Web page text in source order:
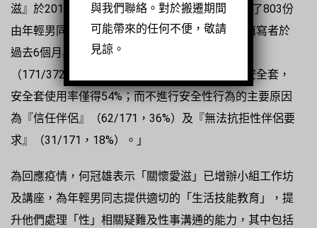
滋』於2014年4月1日至2015年3月31日期間收集了803份
由年輕男同志填寫的問卷，其中372份問卷顯示填寫者於
過去6個月與男朋友發生性行為，但有171份問卷
（171/372，46%）顯示填寫者並沒有每次使用安全套，
安全套使用率僅得54%；而不進行安全性行為的主要原因
為『信任伴侶』（62/171，36%）及『無法抗拒性伴侶要
求』（31/171，18%）。」
為回應疫情，何冠雄表示「關懷愛滋」已增辦小組工作坊
及講座，為年輕男同志提供適切的「生活技能教育」，提
升他們處理「性」相關疑難及性事溝通的能力，其中包括
與我們聯絡。對於搬遷期間
可能帶來的任何不便，敬請
見諒。